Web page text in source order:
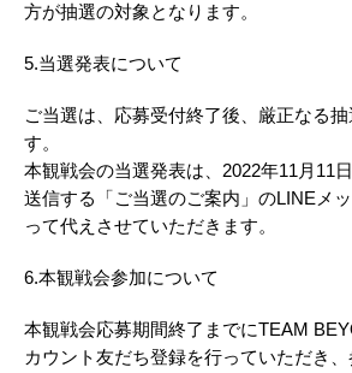
方が抽選の対象となります。
5.当選発表について
ご当選は、応募受付終了後、厳正なる
す。
本観戦会の当選発表は、2022年11月11
送信する「ご当選のご案内」のLINEメ
って代えさせていただきます。
6.本観戦会参加について
本観戦会応募期間終了までにTEAM
カウント友だち登録を行っていただき